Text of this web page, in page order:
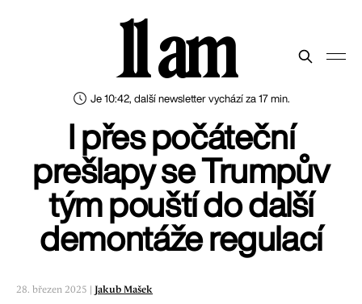
Je 10:42, další newsletter vychází za 17 min.
11 am
I přes počáteční
prešlapy se Trumpův
tým pouští do další
demontáže regulací
28. březen 2025 | Jakub Mašek